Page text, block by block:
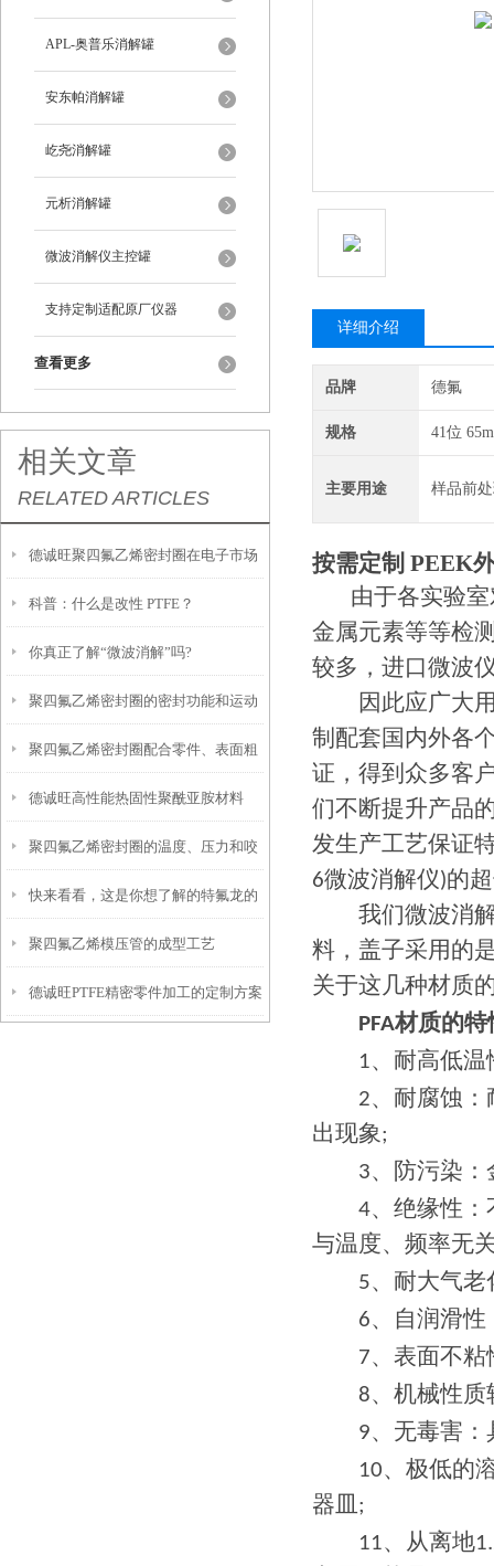
APL-奥普乐消解罐
安东帕消解罐
屹尧消解罐
元析消解罐
微波消解仪主控罐
支持定制适配原厂仪器
查看更多
相关文章
RELATED ARTICLES
德诚旺聚四氟乙烯密封圈在电子市场
的案例应用
科普：什么是改性 PTFE？
你真正了解“微波消解”吗?
聚四氟乙烯密封圈的密封功能和运动
聚四氟乙烯密封圈配合零件、表面粗
糙度和硬度
德诚旺高性能热固性聚酰亚胺材料
聚四氟乙烯密封圈的温度、压力和咬
合间隙
快来看看，这是你想了解的特氟龙的
应用范围吗？
聚四氟乙烯模压管的成型工艺
德诚旺PTFE精密零件加工的定制方案
详细介绍
品牌 德氟
规格 41位
主要用途 样品前
按需定制 PEEK
由于各实验室
金属元素等等检
较多，进口微波
因此应广大用
制配套国内外各
证，得到众多客
们不断提升产品
发生产工艺保证
6微波消解仪)的
我们微波消解
料，盖子采用的
关于这几种材质
PFA材质的
1、
耐高低
2、
耐腐蚀：
出现象;
3、
防污染
4、 绝缘性：
与温度、频率无
5、
耐大气老
6、
自润滑
7、 表面不粘
8、 机械性质
9、
无毒害：
10、 极低的
器皿;
11、
从离地